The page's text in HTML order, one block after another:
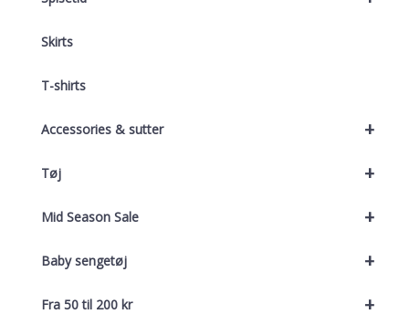
Skirts
T-shirts
+
Accessories & sutter
+
Tøj
+
Mid Season Sale
+
Baby sengetøj
+
Fra 50 til 200 kr